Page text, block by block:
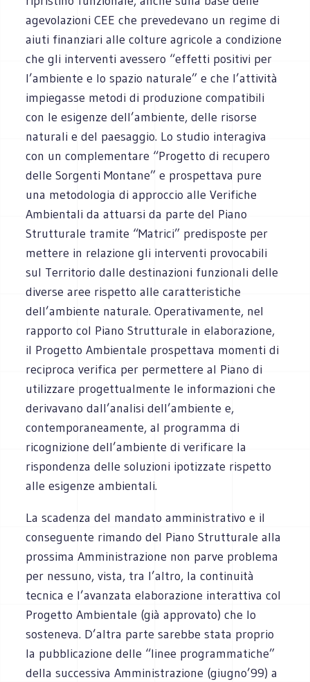
agevolazioni CEE che prevedevano un regime di
aiuti finanziari alle colture agricole a condizione
che gli interventi avessero “effetti positivi per
l’ambiente e lo spazio naturale” e che l’attività
impiegasse metodi di produzione compatibili
con le esigenze dell’ambiente, delle risorse
naturali e del paesaggio. Lo studio interagiva
con un complementare “Progetto di recupero
delle Sorgenti Montane” e prospettava pure
una metodologia di approccio alle Verifiche
Ambientali da attuarsi da parte del Piano
Strutturale tramite “Matrici” predisposte per
mettere in relazione gli interventi provocabili
sul Territorio dalle destinazioni funzionali delle
diverse aree rispetto alle caratteristiche
dell’ambiente naturale. Operativamente, nel
rapporto col Piano Strutturale in elaborazione,
il Progetto Ambientale prospettava momenti di
reciproca verifica per permettere al Piano di
utilizzare progettualmente le informazioni che
derivavano dall’analisi dell’ambiente e,
contemporaneamente, al programma di
ricognizione dell’ambiente di verificare la
rispondenza delle soluzioni ipotizzate rispetto
alle esigenze ambientali.
La scadenza del mandato amministrativo e il
conseguente rimando del Piano Strutturale alla
prossima Amministrazione non parve problema
per nessuno, vista, tra l’altro, la continuità
tecnica e l’avanzata elaborazione interattiva col
Progetto Ambientale (già approvato) che lo
sosteneva. D’altra parte sarebbe stata proprio
la pubblicazione delle “linee programmatiche”
della successiva Amministrazione (giugno’99) a